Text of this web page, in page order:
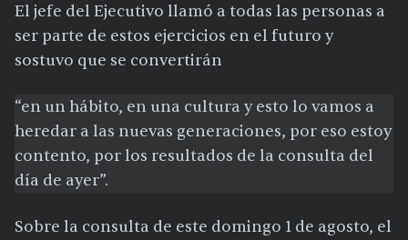
El jefe del Ejecutivo llamó a todas las personas a
ser parte de estos ejercicios en el futuro y
sostuvo que se convertirán
“en un hábito, en una cultura y esto lo vamos a
heredar a las nuevas generaciones, por eso estoy
contento, por los resultados de la consulta del
día de ayer”.
Sobre la consulta de este domingo 1 de agosto, el